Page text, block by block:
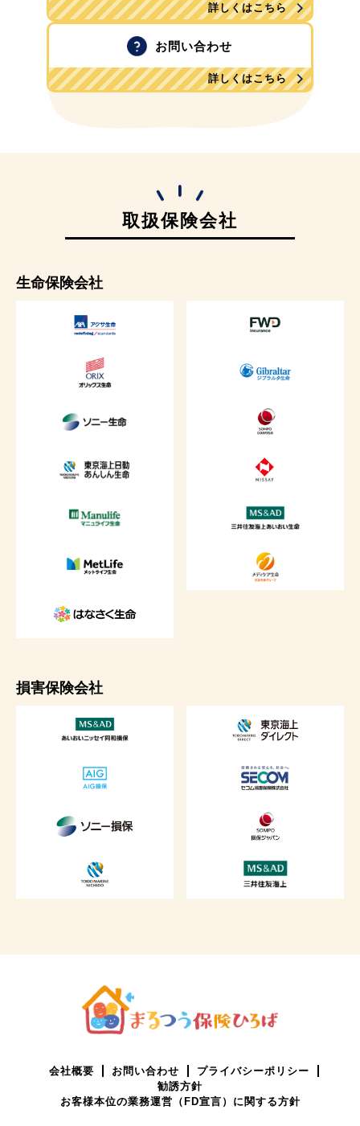
詳しくはこちら
お問い合わせ
詳しくはこちら
取扱保険会社
生命保険会社
損害保険会社
会社概要 お問い合わせ
プライバシーポリシー
勧誘方針
お客様本位の業務運営（FD宣言）に関する方針